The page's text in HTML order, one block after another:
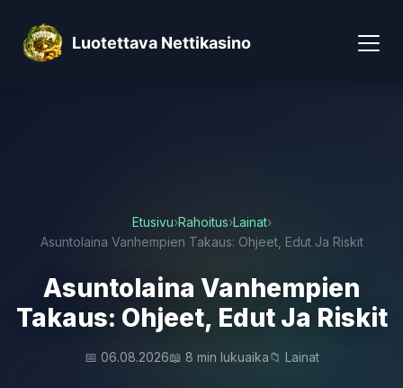
Luotettava Nettikasino
Etusivu›Rahoitus›Lainat›
Asuntolaina Vanhempien Takaus: Ohjeet, Edut Ja Riskit
Asuntolaina Vanhempien
Takaus: Ohjeet, Edut Ja Riskit
📅 06.08.2026📖 8 min lukuaika📁 Lainat